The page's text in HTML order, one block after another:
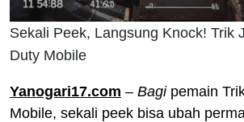
Sekali Peek, Langsung Knock! Trik
Duty Mobile
Yanogari17.com – Bagipemain
Mobile, sekali peek bisa ubah